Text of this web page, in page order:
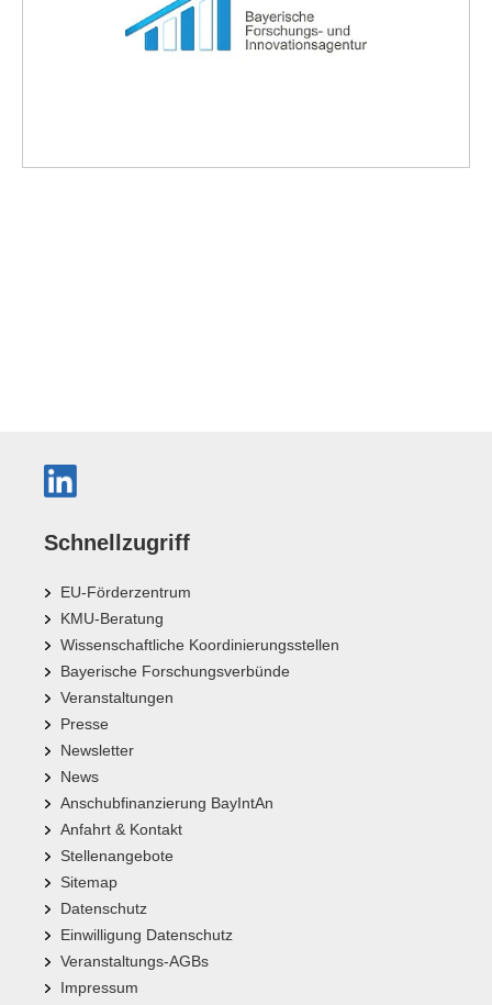
Schnellzugriff
EU-Förderzentrum
KMU-Beratung
Wissenschaftliche Koordinierungsstellen
Bayerische Forschungsverbünde
Veranstaltungen
Presse
Newsletter
News
Anschubfinanzierung BayIntAn
Anfahrt & Kontakt
Stellenangebote
Sitemap
Datenschutz
Einwilligung Datenschutz
Veranstaltungs-AGBs
Impressum